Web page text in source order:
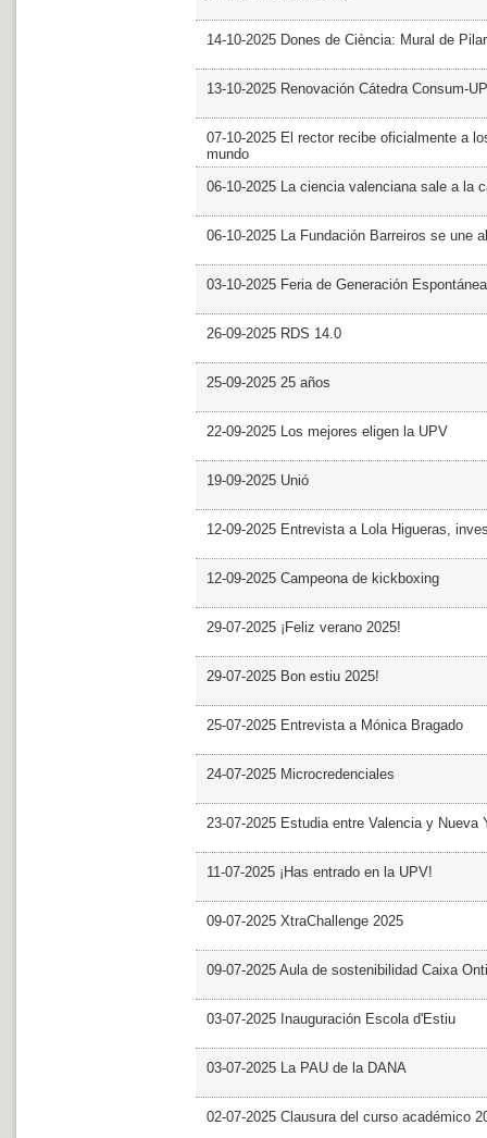
14-10-2025 Dones de Ciència: Mural de
13-10-2025 Renovación Cátedra Consum-
07-10-2025 El rector recibe oficialmente a
mundo
06-10-2025 La ciencia valenciana sale a la
06-10-2025 La Fundación Barreiros se une
03-10-2025 Feria de Generación Espontánea
26-09-2025 RDS 14.0
25-09-2025 25 años
22-09-2025 Los mejores eligen la UPV
19-09-2025 Unió
12-09-2025 Entrevista a Lola Higueras,
12-09-2025 Campeona de kickboxing
29-07-2025 ¡Feliz verano 2025!
29-07-2025 Bon estiu 2025!
25-07-2025 Entrevista a Mónica Bragado
24-07-2025 Microcredenciales
23-07-2025 Estudia entre Valencia y Nueva
11-07-2025 ¡Has entrado en la UPV!
09-07-2025 XtraChallenge 2025
09-07-2025 Aula de sostenibilidad Caixa
03-07-2025 Inauguración Escola d'Estiu
03-07-2025 La PAU de la DANA
02-07-2025 Clausura del curso académico